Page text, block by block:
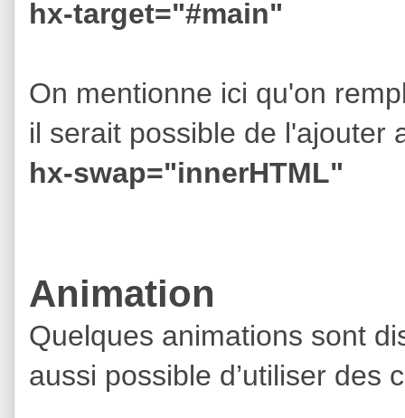
hx-target="#main"
On mentionne ici qu'on
il serait possible de l'ajouter
hx-swap="innerHTML"
Animation
Quelques animations sont
aussi possible d’utiliser des